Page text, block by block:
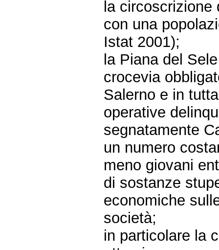
la circoscrizione
con una
Istat 2001);
la Piana del
crocevia
Salerno e in
operative
segnatamente
un numero
meno giovani
di sostanze
economiche
società;
in particolare la